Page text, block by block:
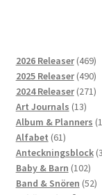
2026 Releaser 469469
2025 Releaser 490490
2024 Releaser 271271
Art Journals 1313
Album & Planners
Alfabet 6161
Anteckningsblock 3
Baby & Barn 102102
Band & Snören 5252